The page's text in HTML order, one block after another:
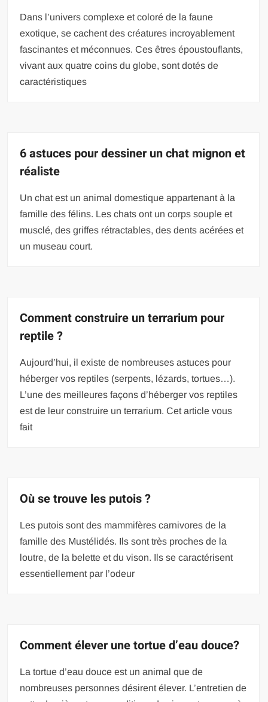
Dans l’univers complexe et coloré de la faune
exotique, se cachent des créatures incroyablement
fascinantes et méconnues. Ces êtres époustouflants,
vivant aux quatre coins du globe, sont dotés de
caractéristiques
6 astuces pour dessiner un chat mignon et
réaliste
Un chat est un animal domestique appartenant à la
famille des félins. Les chats ont un corps souple et
musclé, des griffes rétractables, des dents acérées et
un museau court.
Comment construire un terrarium pour
reptile ?
Aujourd’hui, il existe de nombreuses astuces pour
héberger vos reptiles (serpents, lézards, tortues…).
L’une des meilleures façons d’héberger vos reptiles
est de leur construire un terrarium. Cet article vous
fait
Où se trouve les putois ?
Les putois sont des mammifères carnivores de la
famille des Mustélidés. Ils sont très proches de la
loutre, de la belette et du vison. Ils se caractérisent
essentiellement par l’odeur
Comment élever une tortue d’eau douce?
La tortue d’eau douce est un animal que de
nombreuses personnes désirent élever. L’entretien de